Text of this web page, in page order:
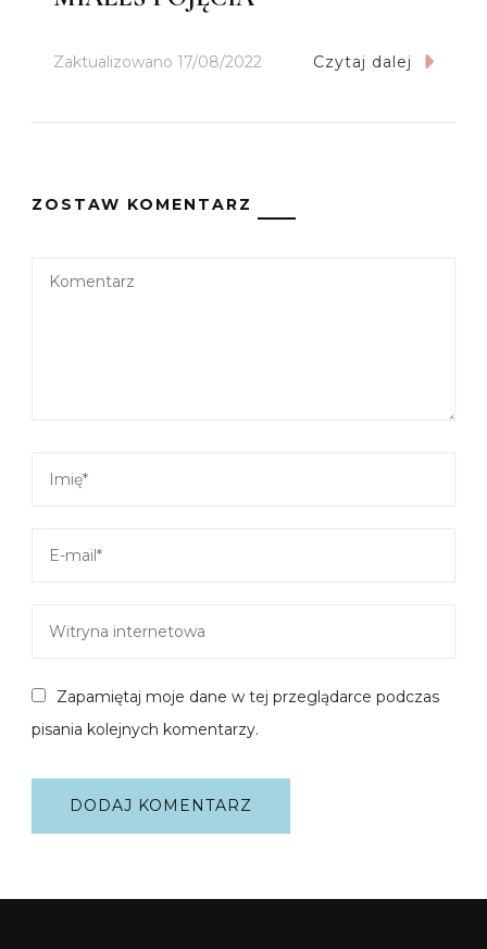
Zaktualizowano 17/08/2022 Czytaj dalej
ZOSTAW KOMENTARZ
Zapamiętaj moje dane w tej przeglądarce podczas
pisania kolejnych komentarzy.